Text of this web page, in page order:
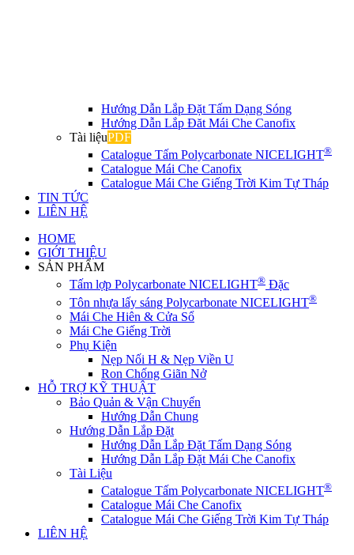
Hướng Dẫn Lắp Đặt Tấm Dạng Sóng
Hướng Dẫn Lắp Đăt Mái Che Canofix
Tài liệuPDF
Catalogue Tấm Polycarbonate NICELIGHT®
Catalogue Mái Che Canofix
Catalogue Mái Che Giếng Trời Kim Tự Tháp
TIN TỨC
LIÊN HỆ
HOME
GIỚI THIỆU
SẢN PHẨM
Tấm lợp Polycarbonate NICELIGHT® Đặc
Tôn nhựa lấy sáng Polycarbonate NICELIGHT®
Mái Che Hiên & Cửa Sổ
Mái Che Giếng Trời
Phụ Kiện
Nẹp Nối H & Nẹp Viền U
Ron Chống Giãn Nở
HỖ TRỢ KỸ THUẬT
Bảo Quản & Vận Chuyển
Hướng Dẫn Chung
Hướng Dẫn Lắp Đặt
Hướng Dẫn Lắp Đặt Tấm Dạng Sóng
Hướng Dẫn Lắp Đặt Mái Che Canofix
Tài Liệu
Catalogue Tấm Polycarbonate NICELIGHT®
Catalogue Mái Che Canofix
Catalogue Mái Che Giếng Trời Kim Tự Tháp
LIÊN HỆ